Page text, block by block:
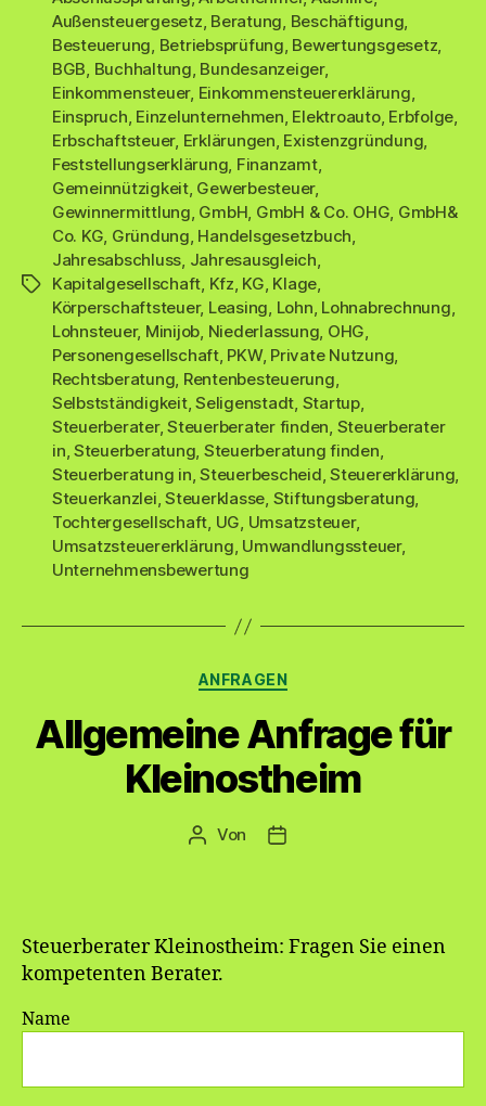
Schlagwörter
Außensteuergesetz, Beratung, Beschäftigung,
Besteuerung, Betriebsprüfung, Bewertungsgesetz,
BGB, Buchhaltung, Bundesanzeiger,
Einkommensteuer, Einkommensteuererklärung,
Einspruch, Einzelunternehmen, Elektroauto, Erbfolge,
Erbschaftsteuer, Erklärungen, Existenzgründung,
Feststellungserklärung, Finanzamt,
Gemeinnützigkeit, Gewerbesteuer,
Gewinnermittlung, GmbH, GmbH & Co. OHG, GmbH&
Co. KG, Gründung, Handelsgesetzbuch,
Jahresabschluss, Jahresausgleich,
Kapitalgesellschaft, Kfz, KG, Klage,
Körperschaftsteuer, Leasing, Lohn, Lohnabrechnung,
Lohnsteuer, Minijob, Niederlassung, OHG,
Personengesellschaft, PKW, Private Nutzung,
Rechtsberatung, Rentenbesteuerung,
Selbstständigkeit,Seligenstadt, Startup,
Steuerberater,Steuerberater finden, Steuerberater
in, Steuerberatung, Steuerberatung finden,
Steuerberatung in,Steuerbescheid,Steuererklärung,
Steuerkanzlei,Steuerklasse, Stiftungsberatung,
Tochtergesellschaft, UG, Umsatzsteuer,
Umsatzsteuererklärung, Umwandlungssteuer,
Unternehmensbewertung
Kategorien
ANFRAGEN
Allgemeine Anfrage für
Kleinostheim
Beitragsautor
Von Veröffentlichungsdatum
Steuerberater Kleinostheim: Fragen Sie einen
kompetenten Berater.
Name